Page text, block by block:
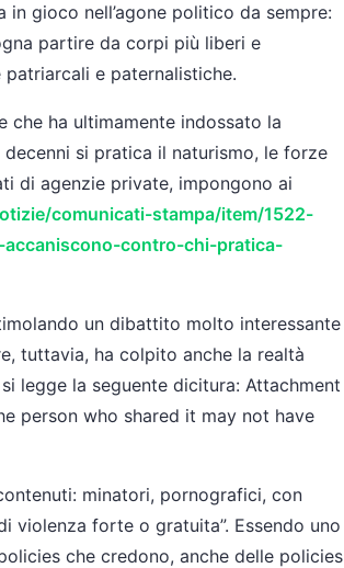
gioco nell’agone politico da sempre:
partire da corpi più liberi e
e paternalistiche.
che ha ultimamente indossato la
si pratica il naturismo, le forze
di agenzie private, impongono ai
comunicati-stampa/item/1522-
contro-chi-pratica-
un dibattito molto interessante
tuttavia, ha colpito anche la realtà
legge la seguente dicitura: Attachment
person who shared it may not have
minatori, pornografici, con
violenza forte o gratuita”. Essendo uno
che credono, anche delle policies